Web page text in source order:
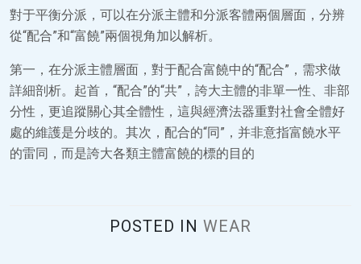
對于平衡分派，可以在分派主體和分派客體兩個層面，分辨
從“配合”和“富饒”兩個視角加以解析。
第一，在分派主體層面，對于配合富饒中的“配合”，需求做
詳細剖析。起首，“配合”的“共”，誇大主體的非單一性、非部
分性，更追蹤關心其全體性，這與經濟法器重對社會全體好
處的維護是分歧的。其次，配合的“同”，并非意指富饒水平
的雷同，而是誇大各類主體富饒的標的目的
POSTED IN WEAR